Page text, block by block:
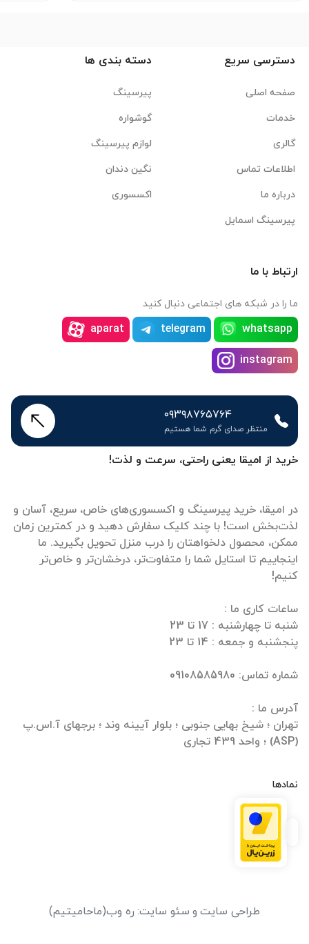
خرید از امیقا یعنی راحتی، سرعت و لذت!
در امیقا، خرید پیرسینگ و اکسسوری‌های خاص، سریع، آسان و
لذت‌بخش است! با چند کلیک سفارش دهید و در کمترین زمان
ممکن، محصول دلخواهتان را درب منزل تحویل بگیرید. ما
اینجاییم تا استایل شما را متفاوت‌تر، درخشان‌تر و خاص‌تر
تهران ؛ شیخ بهایی جنوبی ؛ بلوار آیینه وند ؛ برجهای آ.اس.پ
(ASP) ؛ واحد 439 تجاری
نمادها
دسترسی سریع
صفحه اصلی
خدمات
گالری
اطلاعات تماس
درباره ما
پیرسینگ اسمایل
دسته بندی ها
پیرسینگ
گوشواره
لوازم پیرسینگ
نگین دندان
اکسسوری
ارتباط با ما
ما را در شبکه های اجتماعی دنبال کنید
whatsapp
telegram
aparat
instagram
۰۹۳۹۸۷۶۵۷۶۴
منتظر صدای گرم شما هستیم
طراحی سایت و سئو سایت: ره وب(ماحامیتیم)